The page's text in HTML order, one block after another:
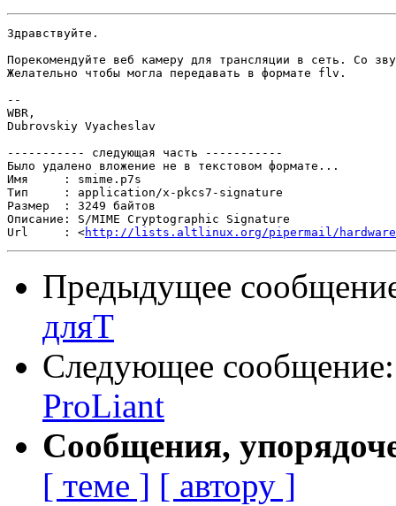
Здравствуйте.
Порекомендуйте веб камеру для трансляции в сеть. Со
Желательно чтобы могла передавать в формате flv.
--
WBR,
Dubrovskiy Vyacheslav
----------- следующая часть -----------
Было удалено вложение не в текстовом формате...
Имя     : smime.p7s
Тип     : application/x-pkcs7-signature
Размер  : 3249 байтов
Описание: S/MIME Cryptographic Signature
Url     : <http://lists.altlinux.org/pipermail/hardware/
Предыдущее
дляT
Следующее
ProLiant
Сообщения,
[ теме ] [ автору ]